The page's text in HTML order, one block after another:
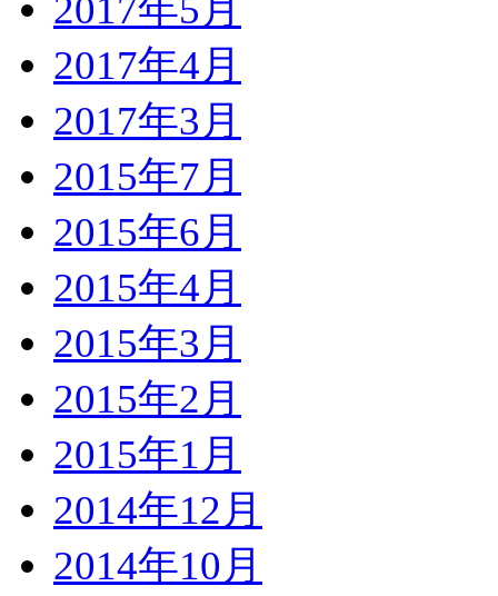
2017年5月
2017年4月
2017年3月
2015年7月
2015年6月
2015年4月
2015年3月
2015年2月
2015年1月
2014年12月
2014年10月